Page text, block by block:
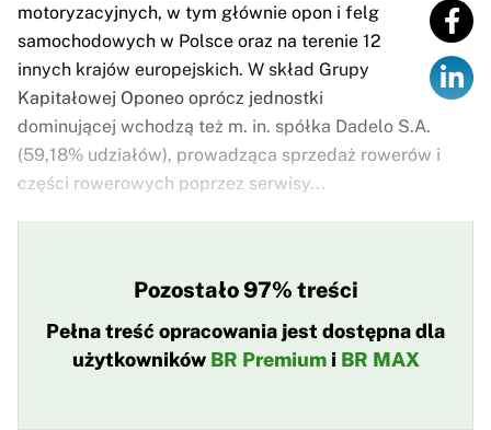
motoryzacyjnych, w tym głównie opon i felg
samochodowych w Polsce oraz na terenie 12
innych krajów europejskich. W skład Grupy
Kapitałowej Oponeo oprócz jednostki
dominującej wchodzą też m. in. spółka Dadelo S.A.
(59,18% udziałów), prowadząca sprzedaż rowerów i
części rowerowych poprzez serwisy...
Pozostało 97% treści
Pełna treść opracowania jest dostępna dla
użytkowników BR Premiumi BR MAX